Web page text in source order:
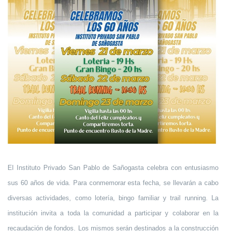
El Instituto Privado San Pablo de Sañogasta celebra con entusiasmo
sus 60 años de vida. Para conmemorar esta fecha, se llevarán a cabo
diversas actividades, como lotería, bingo familiar y trail running. La
institución invita a toda la comunidad a participar y colaborar en la
recaudación de fondos. Los mismos serán destinados a la construcción